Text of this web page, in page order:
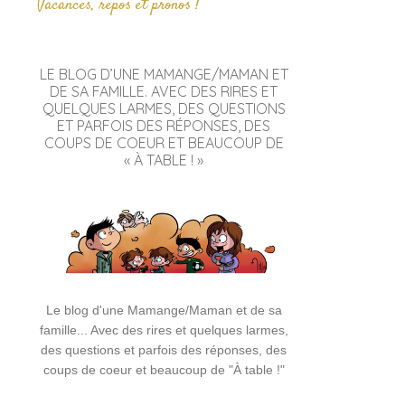
Vacances, repos et pronos !
LE BLOG D’UNE MAMANGE/MAMAN ET
DE SA FAMILLE. AVEC DES RIRES ET
QUELQUES LARMES, DES QUESTIONS
ET PARFOIS DES RÉPONSES, DES
COUPS DE COEUR ET BEAUCOUP DE
« À TABLE ! »
Le blog d'une Mamange/Maman et de sa
famille... Avec des rires et quelques larmes,
des questions et parfois des réponses, des
coups de coeur et beaucoup de "À table !"